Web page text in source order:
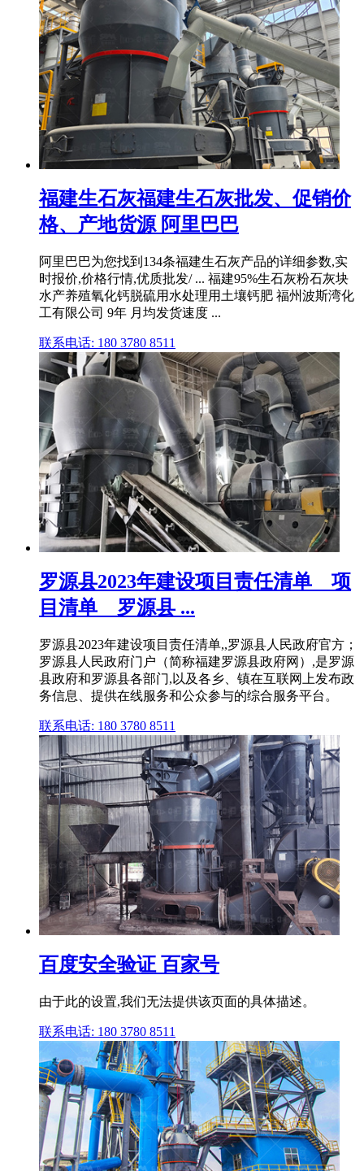
福建生石灰福建生石灰批发、促销价
格、产地货源 阿里巴巴
阿里巴巴为您找到134条福建生石灰产品的详细参数,实
时报价,价格行情,优质批发/ ... 福建95%生石灰粉石灰块
水产养殖氧化钙脱硫用水处理用土壤钙肥 福州波斯湾化
工有限公司 9年 月均发货速度 ...
联系电话: 180 3780 8511
罗源县2023年建设项目责任清单 _ 项
目清单 _ 罗源县 ...
罗源县2023年建设项目责任清单,,罗源县人民政府官方；
罗源县人民政府门户（简称福建罗源县政府网）,是罗源
县政府和罗源县各部门,以及各乡、镇在互联网上发布政
务信息、提供在线服务和公众参与的综合服务平台。
联系电话: 180 3780 8511
百度安全验证 百家号
由于此的设置,我们无法提供该页面的具体描述。
联系电话: 180 3780 8511